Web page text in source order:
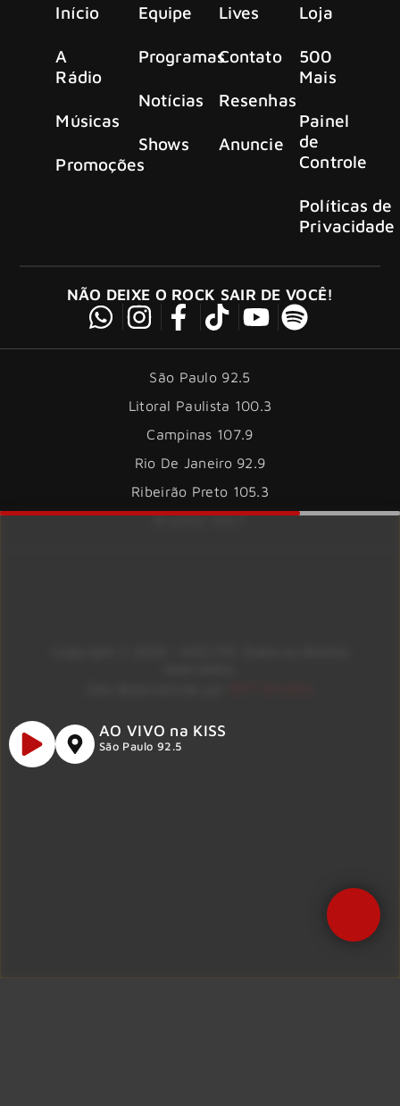
Início
A
Rádio
Músicas
Promoções
Equipe
Programas
Notícias
Shows
Lives
Contato
Resenhas
Anuncie
Loja
500
Mais
Painel
de
Controle
Políticas de
Privacidade
NÃO DEIXE O ROCK SAIR DE VOCÊ!
São Paulo 92.5
Litoral Paulista 100.3
Campinas 107.9
Rio De Janeiro 92.9
Ribeirão Preto 105.3
Brasília 106.7
AO VIVO na KISS
São Paulo 92.5